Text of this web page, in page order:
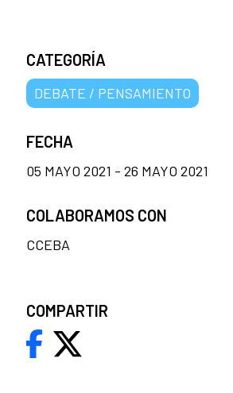
CATEGORÍA
DEBATE / PENSAMIENTO
FECHA
05 MAYO 2021 - 26 MAYO 2021
COLABORAMOS CON
CCEBA
COMPARTIR